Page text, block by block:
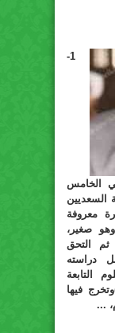
1-
الخامس
في قرية السعديين
معروفة
وهو صغير،
التحق
دراسته
التابعة
فيها